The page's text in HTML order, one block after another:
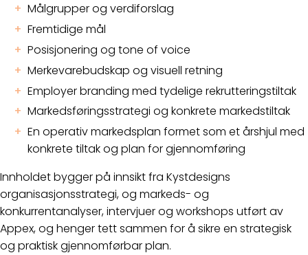
Målgrupper og verdiforslag
Fremtidige mål
Posisjonering og tone of voice
Merkevarebudskap og visuell retning
Employer branding med tydelige rekrutteringstiltak
Markedsføringsstrategi og konkrete markedstiltak
En operativ markedsplan formet som et årshjul med
konkrete tiltak og plan for gjennomføring
Innholdet bygger på innsikt fra Kystdesigns
organisasjonsstrategi, og markeds- og
konkurrentanalyser, intervjuer og workshops utført av
Appex, og henger tett sammen for å sikre en strategisk
og praktisk gjennomførbar plan.